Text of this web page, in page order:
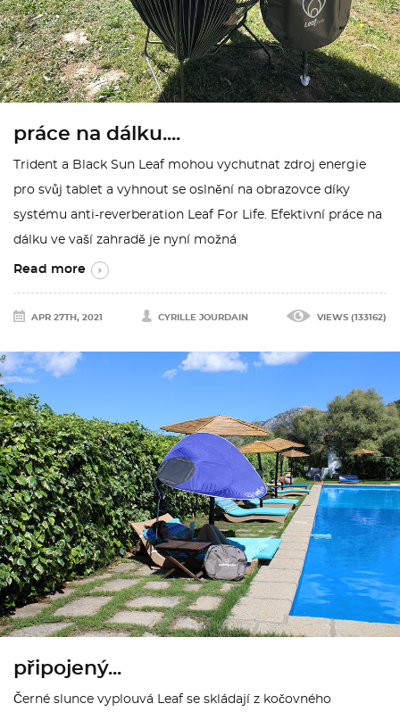
práce na dálku....
Trident a Black Sun Leaf mohou vychutnat zdroj energie
pro svůj tablet a vyhnout se oslnění na obrazovce díky
systému anti-reverberation Leaf For Life. Efektivní práce na
dálku ve vaší zahradě je nyní možná
Read more
APR 27TH, 2021 CYRILLE JOURDAIN VIEWS (133162)
připojený...
Černé slunce vyplouvá Leaf se skládají z kočovného